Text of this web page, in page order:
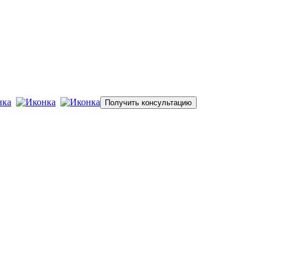
Получить консультацию